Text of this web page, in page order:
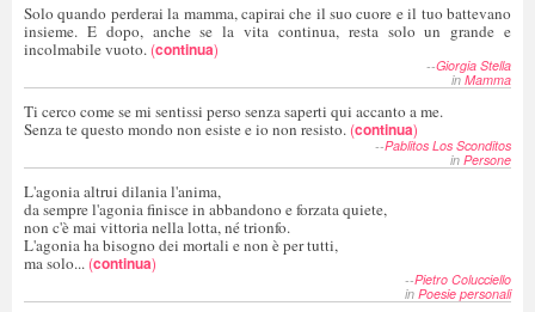
Solo quando perderai la mamma, capirai che il suo cuore e il tuo battevano
insieme. E dopo, anche se la vita continua, resta solo un grande e
incolmabile vuoto. (continua)
--Giorgia Stella
in Mamma
Ti cerco come se mi sentissi perso senza saperti qui accanto a me.
Senza te questo mondo non esiste e io non resisto. (continua)
--Pablitos Los Sconditos
in Persone
L'agonia altrui dilania l'anima,
da sempre l'agonia finisce in abbandono e forzata quiete,
non c'è mai vittoria nella lotta, né trionfo.
L'agonia ha bisogno dei mortali e non è per tutti,
ma solo... (continua)
--Pietro Colucciello
in Poesie personali